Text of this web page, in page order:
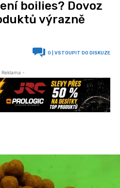
boilies? Dovoz
výrazně
0 | VSTOUPIT DO DISKUZE
-